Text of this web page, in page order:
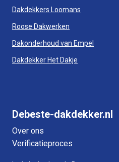
Dakdekkers Loomans
Roose Dakwerken
Dakonderhoud van Empel
Dakdekker Het Dakje
Debeste-dakdekker.nl
Over ons
Verificatieproces